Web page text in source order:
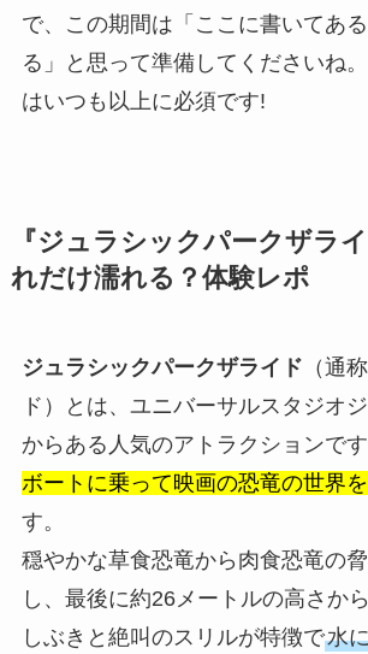
で、この期間は「ここに書いてあ
る」と思って準備してくださいね
はいつも以上に必須です!
『ジュラシックパークザラ
れだけ濡れる？体験レポ
ジュラシックパークザライド （通
ド）とは、ユニバーサルスタジオ
からある人気のアトラクションです
ボートに乗って映画の恐竜の世界
す。
穏やかな草食恐竜から肉食恐竜の
し、最後に約26メートルの高さか
しぶきと絶叫のスリルが特徴で水